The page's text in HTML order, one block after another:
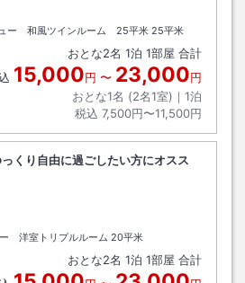
ー 和風ツインルーム 25平米 25平米
おとな2名 1泊 1部屋 合計
15,000円 〜 23,000円
おとな1名 (2名1室)｜ 1泊
税込 7,500円〜11,500円
っくり自由に過ごしたい方にオスス
ト
ー 洋室トリプルルーム 20平米
おとな2名 1泊 1部屋 合計